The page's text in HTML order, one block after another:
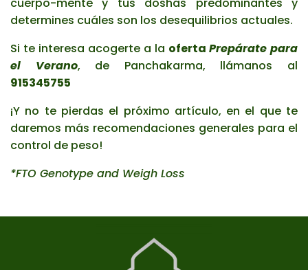
cuerpo-mente y tus doshas predominantes y
determines cuáles son los desequilibrios actuales.
Si te interesa acogerte a la oferta Prepárate para
el Verano, de Panchakarma, llámanos al
915345755
¡Y no te pierdas el próximo artículo, en el que te
daremos más recomendaciones generales para el
control de peso!
*FTO Genotype and Weigh Loss